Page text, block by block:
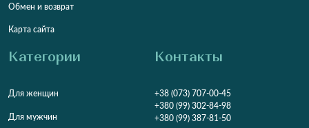
Обмен и возврат
Карта сайта
Категории
Для женщин
Для мужчин
Контакты
+38 (073) 707-00-45
+380 (99) 302-84-98
+380 (99) 387-81-50